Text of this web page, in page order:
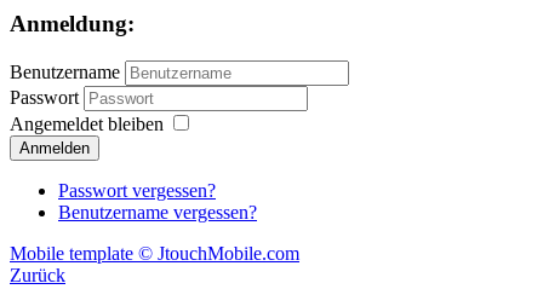
Anmeldung:
Benutzername
Passwort
Angemeldet bleiben
Passwort vergessen?
Benutzername vergessen?
Mobile template © JtouchMobile.com
Zurück